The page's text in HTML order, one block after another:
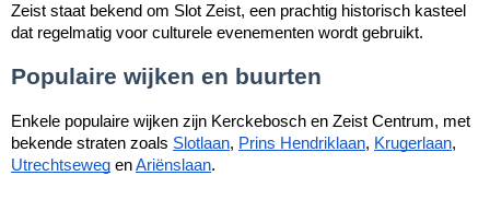
Zeist staat bekend om Slot Zeist, een prachtig historisch kasteel
dat regelmatig voor culturele evenementen wordt gebruikt.
Populaire wijken en buurten
Enkele populaire wijken zijn Kerckebosch en Zeist Centrum, met
bekende straten zoals Slotlaan, Prins Hendriklaan, Krugerlaan,
Utrechtseweg enAriënslaan.